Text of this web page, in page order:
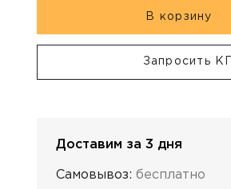
В корзину
Запросить КП
Доставим за 3 дня
Самовывоз: бесплатно